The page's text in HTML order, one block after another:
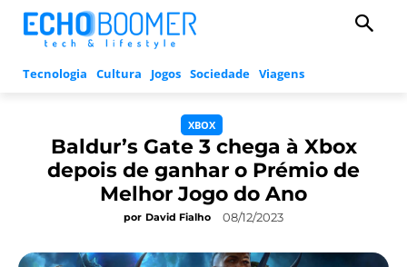
Tecnologia Cultura Jogos Sociedade Viagens
XBOX
Baldur’s Gate 3 chega à Xbox
depois de ganhar o Prémio de
Melhor Jogo do Ano
por David Fialho 08/12/2023